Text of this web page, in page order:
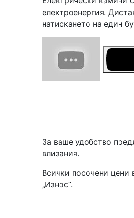
електроенергия.
натискането на един
За ваше удобство
влизания.
Всички посочени
„Износ“.